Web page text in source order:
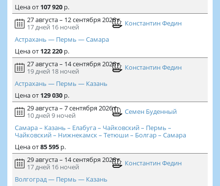
Ценаот 107 920р.
27 августа – 12 сентября 2026 г.
17 дней 16 ночей
Константин Федин
Астрахань — Пермь — Самара
Ценаот 122 220р.
27 августа – 14 сентября 2026 г.
19 дней 18 ночей
Константин Федин
Астрахань — Пермь — Казань
Ценаот 129 030р.
29 августа – 7 сентября 2026 г.
10 дней 9 ночей
Семен Буденный
Самара – Казань – Елабуга – Чайковский – Пермь –
Чайковский – Нижнекамск – Тетюши – Болгар – Самара
Ценаот85 595р.
29 августа – 14 сентября 2026 г.
17 дней 16 ночей
Константин Федин
Волгоград — Пермь — Казань